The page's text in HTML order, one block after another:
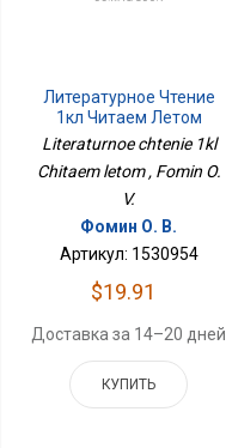
Литературное Чтение
1кл Читаем Летом
Literaturnoe chtenie 1kl
Chitaem letom , Fomin O.
V.
Фомин О. В.
Артикул: 1530954
$19.91
Доставка за 14–20 дней
КУПИТЬ